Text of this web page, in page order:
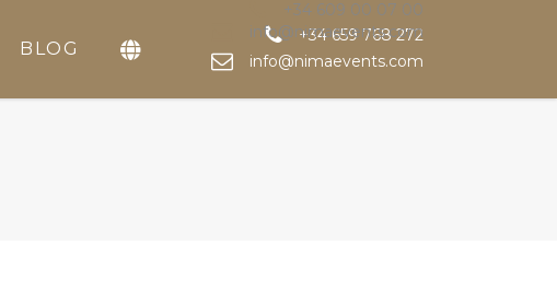
BLOG
+34 659 768 272
info@nimaevents.com
+34 609 00 07 00
info@nimaevents.com